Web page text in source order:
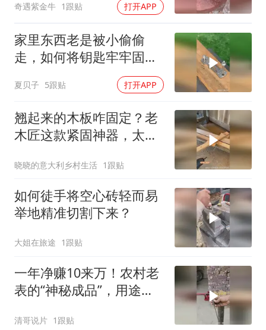
奇遇紫金牛 1跟贴 打开APP
家里东西老是被小偷偷
走，如何将钥匙牢牢固定
起来，看见也无法！
夏贝子 5跟贴 打开APP
翘起来的木板咋固定？老
木匠这款紧固神器，太好
晓晓的意大利乡村生活 1跟贴
如何徒手将空心砖轻而易
举地精准切割下来？
大姐在旅途 1跟贴
一年净赚10来万！农村老
表的“神秘成品”，用途竟
清哥说片 1跟贴